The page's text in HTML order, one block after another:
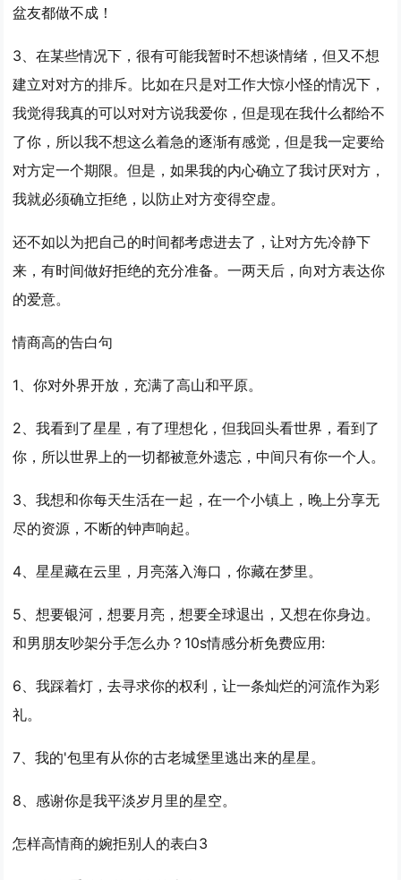
盆友都做不成！
3、在某些情况下，很有可能我暂时不想谈情绪，但又不想
建立对对方的排斥。比如在只是对工作大惊小怪的情况下，
我觉得我真的可以对对方说我爱你，但是现在我什么都给不
了你，所以我不想这么着急的逐渐有感觉，但是我一定要给
对方定一个期限。但是，如果我的内心确立了我讨厌对方，
我就必须确立拒绝，以防止对方变得空虚。
还不如以为把自己的时间都考虑进去了，让对方先冷静下
来，有时间做好拒绝的充分准备。一两天后，向对方表达你
的爱意。
情商高的告白句
1、你对外界开放，充满了高山和平原。
2、我看到了星星，有了理想化，但我回头看世界，看到了
你，所以世界上的一切都被意外遗忘，中间只有你一个人。
3、我想和你每天生活在一起，在一个小镇上，晚上分享无
尽的资源，不断的钟声响起。
4、星星藏在云里，月亮落入海口，你藏在梦里。
5、想要银河，想要月亮，想要全球退出，又想在你身边。
和男朋友吵架分手怎么办？10s情感分析免费应用:
6、我踩着灯，去寻求你的权利，让一条灿烂的河流作为彩
礼。
7、我的'包里有从你的古老城堡里逃出来的星星。
8、感谢你是我平淡岁月里的星空。
怎样高情商的婉拒别人的表白3